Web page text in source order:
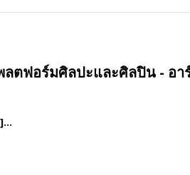
ลตฟอร์มศิลปะและศิลปิน - อ